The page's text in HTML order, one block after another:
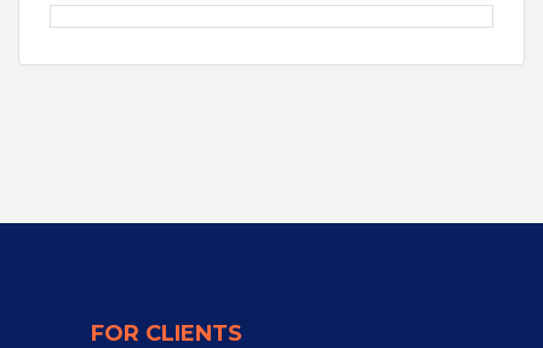
FOR CLIENTS